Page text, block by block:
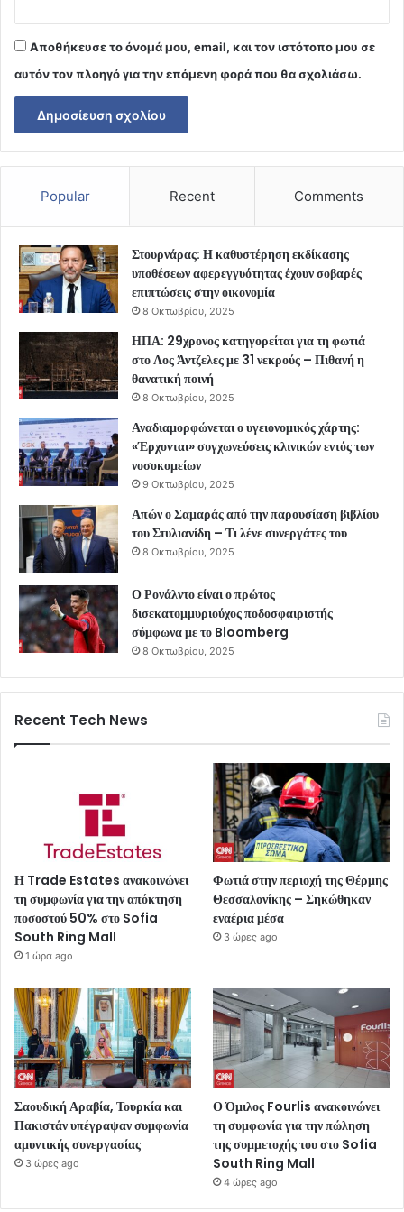
Αποθήκευσε το όνομά μου, email, και τον ιστότοπο μου σε
αυτόν τον πλοηγό για την επόμενη φορά που θα σχολιάσω.
Popular Recent Comments
Στουρνάρας: Η καθυστέρηση εκδίκασης
υποθέσεων αφερεγγυότητας έχουν σοβαρές
επιπτώσεις στην οικονομία
8 Οκτωβρίου, 2025
ΗΠΑ: 29χρονος κατηγορείται για τη φωτιά
στο Λος Άντζελες με 31 νεκρούς – Πιθανή η
θανατική ποινή
8 Οκτωβρίου, 2025
Αναδιαμορφώνεται ο υγειονομικός χάρτης:
«Έρχονται» συγχωνεύσεις κλινικών εντός των
νοσοκομείων
9 Οκτωβρίου, 2025
Απών ο Σαμαράς από την παρουσίαση βιβλίου
του Στυλιανίδη – Τι λένε συνεργάτες του
8 Οκτωβρίου, 2025
Ο Ρονάλντο είναι ο πρώτος
δισεκατομμυριούχος ποδοσφαιριστής
σύμφωνα με το Bloomberg
8 Οκτωβρίου, 2025
Recent Tech News
Η Trade Estates ανακοινώνει
τη συμφωνία για την απόκτηση
ποσοστού 50% στο Sofia
South Ring Mall
1 ώρα ago
Φωτιά στην περιοχή της Θέρμης
Θεσσαλονίκης – Σηκώθηκαν
εναέρια μέσα
3 ώρες ago
Σαουδική Αραβία, Τουρκία και
Πακιστάν υπέγραψαν συμφωνία
αμυντικής συνεργασίας
3 ώρες ago
Ο Όμιλος Fourlis ανακοινώνει
τη συμφωνία για την πώληση
της συμμετοχής του στο Sofia
South Ring Mall
4 ώρες ago